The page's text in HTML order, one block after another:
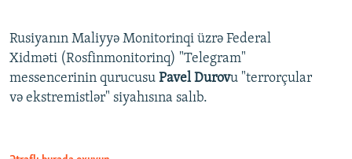
Rusiyanın Maliyyə Monitorinqi üzrə Federal
Xidməti (Rosfinmonitorinq) "Telegram"
messencerinin qurucusu Pavel Durovu "terrorçular
və ekstremistlər" siyahısına salıb.